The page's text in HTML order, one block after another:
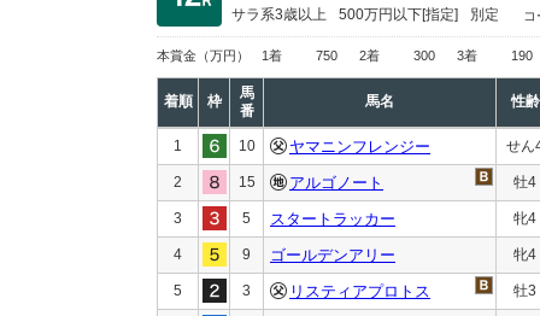
サラ系3歳以上 500万円以下[指定] 別定
本賞金 （万円） 1着 750 2着 300 3着 190
着順 枠
馬
番
馬名 性齢
1 10 ヤマニンフレンジー せん
2 15 アルゴノート 牡4
3 5 スタートラッカー 牝4
4 9 ゴールデンアリー 牝4
5 3 リスティアプロトス 牡3